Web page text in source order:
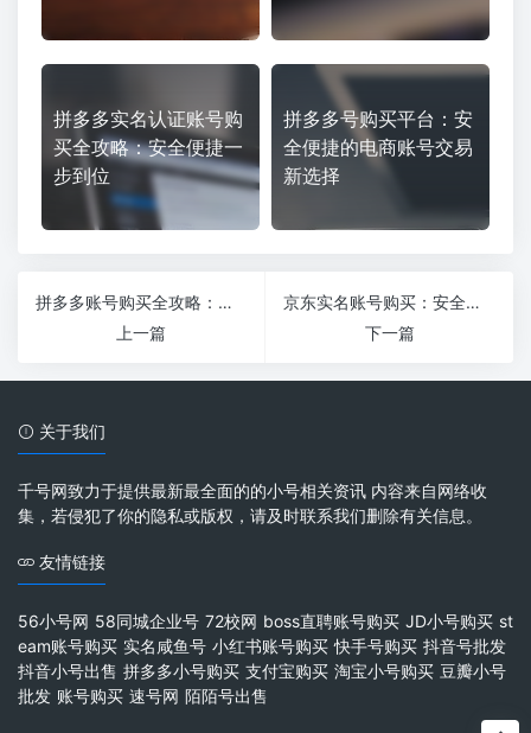
拼多多实名认证账号购
买全攻略：安全便捷一
步到位
拼多多号购买平台：安
全便捷的电商账号交易
新选择
拼多多账号购买全攻略：安全、便捷、省心购物新选择
上一篇
京东实名账号购买：安全便捷的购物新选择
下一篇
关于我们
千号网致力于提供最新最全面的的小号相关资讯 内容来自网络收
集，若侵犯了你的隐私或版权，请及时联系我们删除有关信息。
友情链接
56小号网 58同城企业号 72校网 boss直聘账号购买 JD小号购买 st
eam账号购买 实名咸鱼号 小红书账号购买 快手号购买 抖音号批发
抖音小号出售 拼多多小号购买 支付宝购买 淘宝小号购买 豆瓣小号
批发 账号购买 速号网 陌陌号出售